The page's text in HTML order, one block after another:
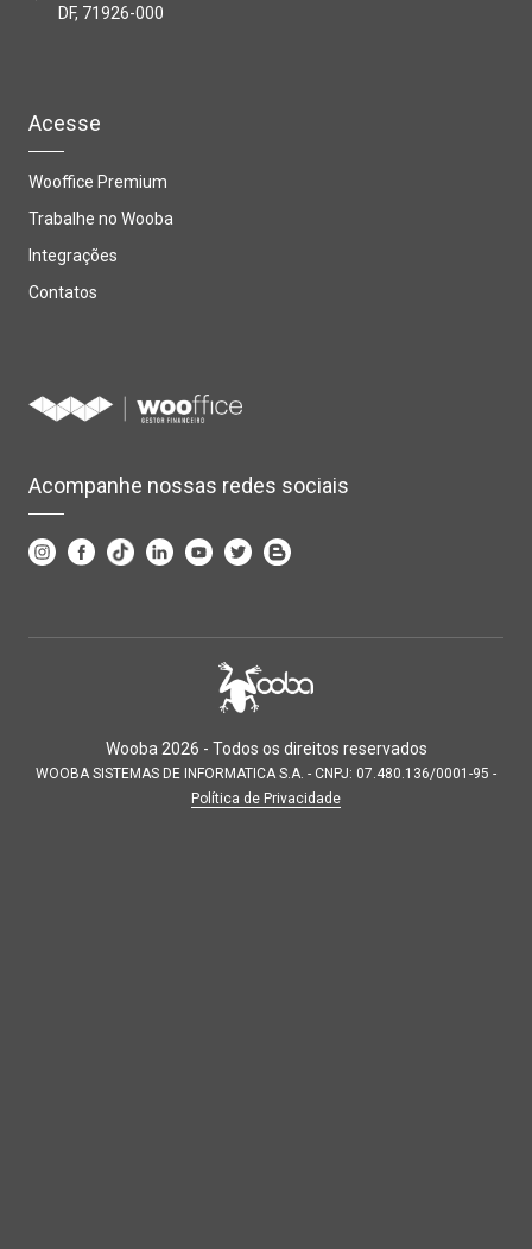
DF, 71926-000
Acesse
Wooffice Premium
Trabalhe no Wooba
Integrações
Contatos
Acompanhe nossas redes sociais
Wooba 2026 - Todos os direitos reservados
WOOBA SISTEMAS DE INFORMATICA S.A. - CNPJ: 07.480.136/0001-95 -
Política de Privacidade